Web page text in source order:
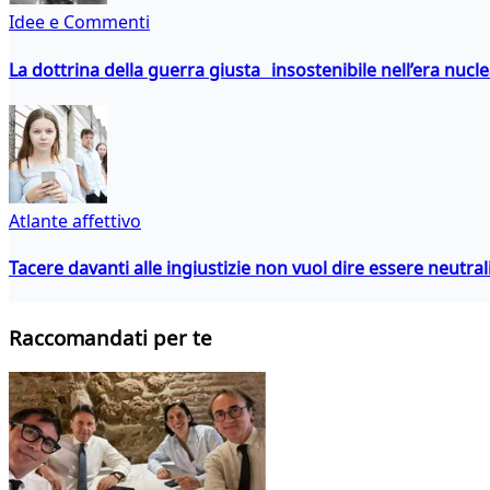
Idee e Commenti
La dottrina della guerra giusta insostenibile nell’era
Atlante affettivo
Tacere davanti alle ingiustizie non vuol dire essere
Raccomandati per te